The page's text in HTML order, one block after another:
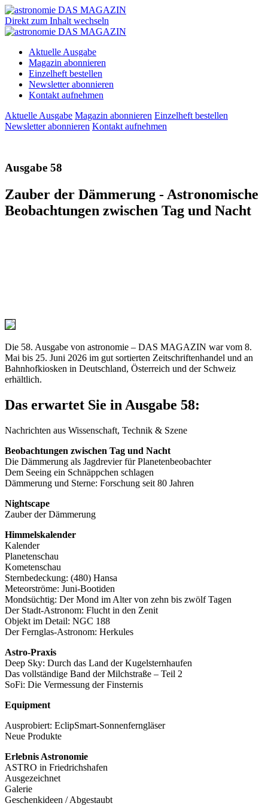
Direkt zum Inhalt wechseln
Aktuelle Ausgabe
Magazin abonnieren
Einzelheft bestellen
Newsletter abonnieren
Kontakt aufnehmen
Aktuelle Ausgabe Magazin abonnieren Einzelheft bestellen
Newsletter abonnieren Kontakt aufnehmen
Ausgabe 58
Zauber der Dämmerung - Astronomische
Beobachtungen zwischen Tag und Nacht
Die 58. Ausgabe von astronomie – DAS MAGAZIN war vom 8.
Mai bis 25. Juni 2026 im gut sortierten Zeitschriftenhandel und an
Bahnhofkiosken in Deutschland, Österreich und der Schweiz
erhältlich.
Das erwartet Sie in Ausgabe 58:
Nachrichten aus Wissenschaft, Technik & Szene
Beobachtungen zwischen Tag und Nacht
Die Dämmerung als Jagdrevier für Planetenbeobachter
Dem Seeing ein Schnäppchen schlagen
Dämmerung und Sterne: Forschung seit 80 Jahren
Nightscape
Zauber der Dämmerung
Himmelskalender
Kalender
Planetenschau
Kometenschau
Sternbedeckung: (480) Hansa
Meteorströme: Juni-Bootiden
Mondsüchtig: Der Mond im Alter von zehn bis zwölf Tagen
Der Stadt-Astronom: Flucht in den Zenit
Objekt im Detail: NGC 188
Der Fernglas-Astronom: Herkules
Astro-Praxis
Deep Sky: Durch das Land der Kugelsternhaufen
Das vollständige Band der Milchstraße – Teil 2
SoFi: Die Vermessung der Finsternis
Equipment
Ausprobiert: EclipSmart-Sonnenferngläser
Neue Produkte
Erlebnis Astronomie
ASTRO in Friedrichshafen
Ausgezeichnet
Galerie
Geschenkideen / Abgestaubt